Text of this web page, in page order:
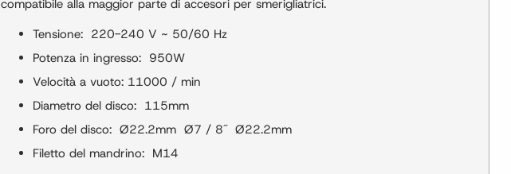
compatibile alla maggior parte di accesori per smerigliatrici.
Tensione: 220-240 V ~ 50/60 Hz
Potenza in ingresso: 950W
Velocità a vuoto: 11000 / min
Diametro del disco: 115mm
Foro del disco: Ø22.2mm Ø7 / 8˝ Ø22.2mm
Filetto del mandrino: M14